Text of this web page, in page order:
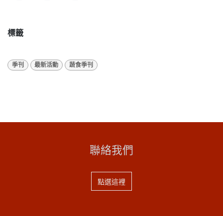
標籤
季刊 最新活動 蔬食季刊
聯絡我們
點選這裡